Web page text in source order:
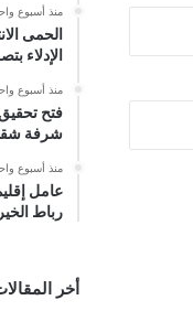
منذ أسبوع
الحمى
الإدلاء
منذ أسبوع
فتح
شرفة
منذ أسبوع
عامل
رباط
أخر